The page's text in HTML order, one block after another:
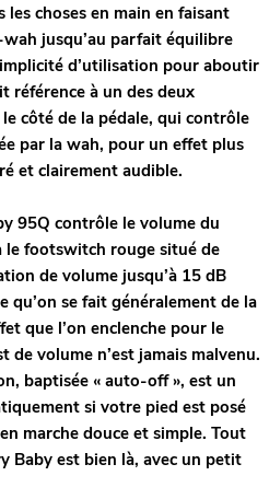
les choses en main en faisant
jusqu’au parfait équilibre
d’utilisation pour aboutir
référence à un des deux
côté de la pédale, qui contrôle
par la wah, pour un effet plus
et clairement audible.
95Q contrôle le volume du
le footswitch rouge situé de
de volume jusqu’à 15 dB
qu’on se fait généralement de la
que l’on enclenche pour le
de volume n’est jamais malvenu.
baptisée « auto-off », est un
si votre pied est posé
marche douce et simple. Tout
Baby est bien là, avec un petit